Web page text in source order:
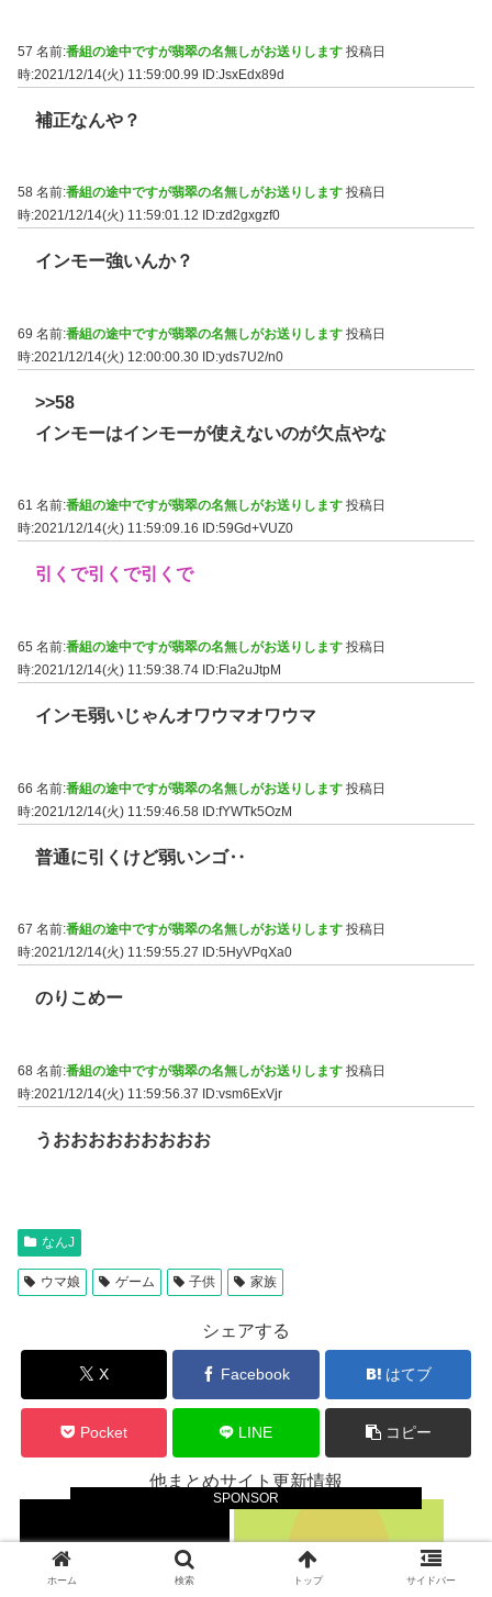
SPONSOR
57 名前:番組の途中ですが翡翠の名無しがお送りします 投稿日
時:2021/12/14(火) 11:59:00.99 ID:JsxEdx89d
補正なんや？
58 名前:番組の途中ですが翡翠の名無しがお送りします 投稿日
時:2021/12/14(火) 11:59:01.12
ID:zd2gxgzf0
インモー強いんか？
69 名前:番組の途中ですが翡翠の名無しがお送りします 投稿日
時:2021/12/14(火) 12:00:00.30 ID:yds7U2/n0
>>58
インモーはインモーが使えないのが欠点やな
61 名前:番組の途中ですが翡翠の名無しがお送りします 投稿日
時:2021/12/14(火) 11:59:09.16
ID:59Gd+VUZ0
引くで引くで引くで
65 名前:番組の途中ですが翡翠の名無しがお送りします 投稿日
時:2021/12/14(火) 11:59:38.74 ID:Fla2uJtpM
インモ弱いじゃんオワウマオワウマ
66 名前:番組の途中ですが翡翠の名無しがお送りします 投稿日
時:2021/12/14(火) 11:59:46.58 ID:fYWTk5OzM
普通に引くけど弱いンゴ‥
67 名前:番組の途中ですが翡翠の名無しがお送りします 投稿日
時:2021/12/14(火) 11:59:55.27
ID:5HyVPqXa0
のりこめー
68 名前:番組の途中ですが翡翠の名無しがお送りします 投稿日
時:2021/12/14(火) 11:59:56.37 ID:vsm6ExVjr
うおおおおおおおおお
なんJ
ウマ娘 ゲーム 子供 家族
シェアする
X Facebook はてブ
Pocket LINE コピー
他まとめサイト更新情報
ホーム 検索 トップ サイドバー